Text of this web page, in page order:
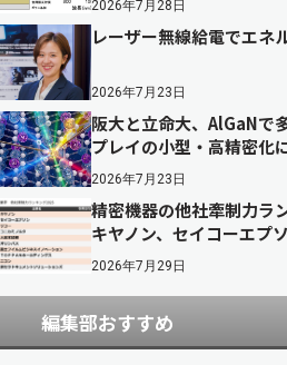
2026年7月28日
レーザー無線給電でエネ
2026年7月23日
阪大と立命大、AlGaNで
プレイの小型・高精密化
2026年7月23日
精密機器の他社牽制力
キヤノン、セイコーエプ
2026年7月29日
編集部おすすめ